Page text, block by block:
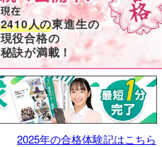
2410人の東進生の
現役合格の
秘訣が満載！
2025年の合格体験記はこちら